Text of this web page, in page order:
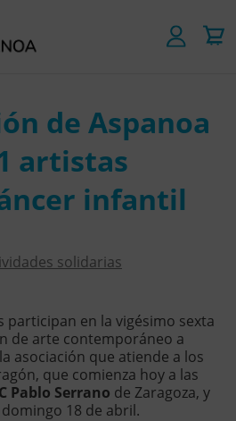
de Aspanoa
artistas
infantil
solidarias
participan en la vigésimo sexta
de arte contemporáneo a
asociación que atiende a los
que comienza hoy a las
Pablo Serrano de Zaragoza, y
18 de abril.